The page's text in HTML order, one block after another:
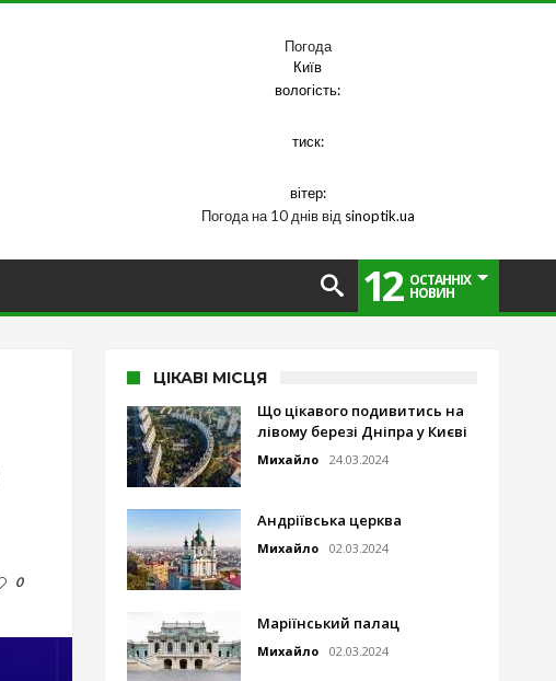
Погода
Київ
вологість:
тиск:
вітер:
Погода на 10 днів від sinoptik.ua
12 ОСТАННІХ
НОВИН
0
ЦІКАВІ МІСЦЯ
Що цікавого подивитись на
лівому березі Дніпра у Києві
Михайло 24.03.2024
Андріївська церква
Михайло 02.03.2024
Маріїнський палац
Михайло 02.03.2024